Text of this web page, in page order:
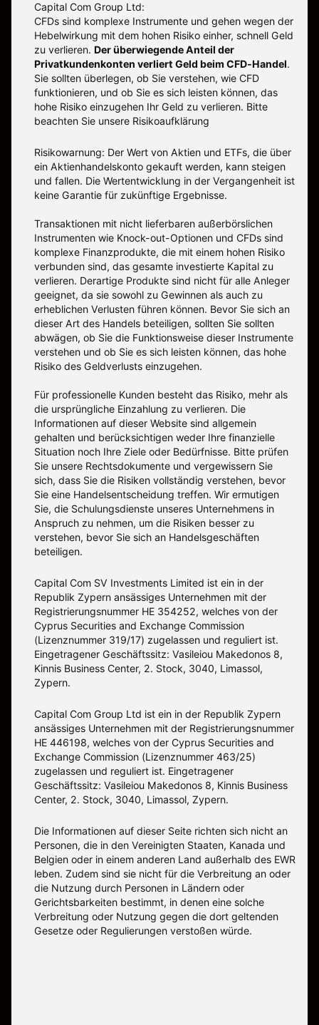
Capital Com Group Ltd:
CFDs sind komplexe Instrumente und gehen wegen der
Hebelwirkung mit dem hohen Risiko einher, schnell Geld
zu verlieren. Der überwiegende Anteil der
Privatkundenkonten verliert Geld beim CFD-Handel.
Sie sollten überlegen, ob Sie verstehen, wie CFD
funktionieren, und ob Sie es sich leisten können, das
hohe Risiko einzugehen Ihr Geld zu verlieren. Bitte
beachten Sie unsere Risikoaufklärung
Risikowarnung: Der Wert von Aktien und ETFs, die über
ein Aktienhandelskonto gekauft werden, kann steigen
und fallen. Die Wertentwicklung in der Vergangenheit ist
keine Garantie für zukünftige Ergebnisse.
Transaktionen mit nicht lieferbaren außerbörslichen
Instrumenten wie Knock-out-Optionen und CFDs sind
komplexe Finanzprodukte, die mit einem hohen Risiko
verbunden sind, das gesamte investierte Kapital zu
verlieren. Derartige Produkte sind nicht für alle Anleger
geeignet, da sie sowohl zu Gewinnen als auch zu
erheblichen Verlusten führen können. Bevor Sie sich an
dieser Art des Handels beteiligen, sollten Sie sollten
abwägen, ob Sie die Funktionsweise dieser Instrumente
verstehen und ob Sie es sich leisten können, das hohe
Risiko des Geldverlusts einzugehen.
Für professionelle Kunden besteht das Risiko, mehr als
die ursprüngliche Einzahlung zu verlieren. Die
Informationen auf dieser Website sind allgemein
gehalten und berücksichtigen weder Ihre finanzielle
Situation noch Ihre Ziele oder Bedürfnisse. Bitte prüfen
Sie unsere Rechtsdokumente und vergewissern Sie
sich, dass Sie die Risiken vollständig verstehen, bevor
Sie eine Handelsentscheidung treffen. Wir ermutigen
Sie, die Schulungsdienste unseres Unternehmens in
Anspruch zu nehmen, um die Risiken besser zu
verstehen, bevor Sie sich an Handelsgeschäften
beteiligen.
Capital Com SV Investments Limited ist ein in der
Republik Zypern ansässiges Unternehmen mit der
Registrierungsnummer HE 354252, welches von der
Cyprus Securities and Exchange Commission
(Lizenznummer 319/17) zugelassen und reguliert ist.
Eingetragener Geschäftssitz: Vasileiou Makedonos 8,
Kinnis Business Center, 2. Stock, 3040, Limassol,
Zypern.
Capital Com Group Ltd ist ein in der Republik Zypern
ansässiges Unternehmen mit der Registrierungsnummer
ΗΕ 446198, welches von der Cyprus Securities and
Exchange Commission (Lizenznummer 463/25)
zugelassen und reguliert ist. Eingetragener
Geschäftssitz: Vasileiou Makedonos 8, Kinnis Business
Center, 2. Stock, 3040, Limassol, Zypern.
Die Informationen auf dieser Seite richten sich nicht an
Personen, die in den Vereinigten Staaten, Kanada und
Belgien oder in einem anderen Land außerhalb des EWR
leben. Zudem sind sie nicht für die Verbreitung an oder
die Nutzung durch Personen in Ländern oder
Gerichtsbarkeiten bestimmt, in denen eine solche
Verbreitung oder Nutzung gegen die dort geltenden
Gesetze oder Regulierungen verstoßen würde.